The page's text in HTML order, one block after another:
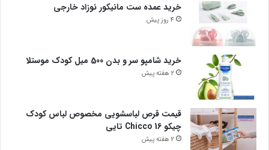
خرید عمده ست مانیکور نوزاد خارجی
4 روز پیش
خرید شامپو سر و بدن 500 میل کودک موستلا
2 هفته پیش
قیمت قرص لباسشویی مخصوص لباس کودک
چیکو Chicco 16 تایی
2 هفته پیش